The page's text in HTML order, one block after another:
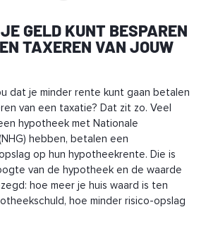
GELD KUNT BESPAREN
TAXEREN VAN JOUW
dat je minder rente kunt gaan betalen
van een taxatie? Dat zit zo. Veel
hypotheek met Nationale
hebben, betalen een
op hun hypotheekrente. Die is
van de hypotheek en de waarde
hoe meer je huis waard is ten
hoe minder risico-opslag